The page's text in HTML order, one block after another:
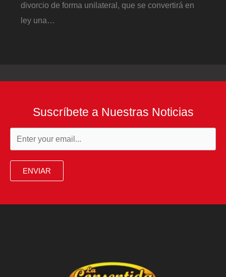
divorcio de forma unilateral, que se convertirá en
ley una…
Suscríbete a Nuestras Noticias
ENVIAR